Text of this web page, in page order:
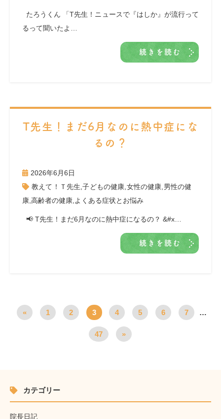
たろうくん 「T先生！ニュースで『はしか』が流行って
るって聞いたよ…
続きを読む
T先生！まだ6月なのに熱中症にな
るの？
2026年6月6日
教えて！Ｔ先生 ,子どもの健康 女性の健康 男性の健
康 高齢者の健康 よくある症状とお悩み
📢 T先生！まだ6月なのに熱中症になるの？ &#x…
続きを読む
« 1 2 3 4 5 6 7 …
47 »
カテゴリー
院長日記